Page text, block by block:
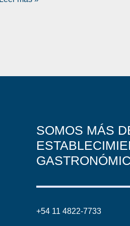
SOMOS MÁS
+54 11 4822-7733